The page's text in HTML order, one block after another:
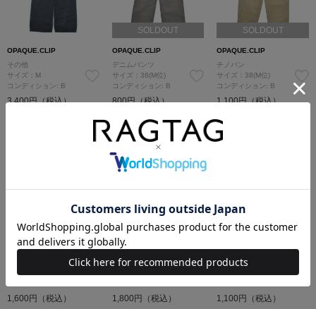
OPAQUE.CLIP
その他
サイズ：M
コンディション: B
3,400円（税込）
SOLDOUT
OPAQUE.CLIP
デニムパンツ
サイズ：38(M位)
コンディション: B
800円（税込）
SOLDOUT
OPAQUE.CLIP
チノパン
サイズ：38(M位)
コンディション: B
1,100円（税込）
SOLDOUT
OPAQUE.CLIP
サイズ：38(M位)
1,600円（税込）
SOLDOUT
OPAQUE.CLIP
その他
1,800円（税込）
SOLDOUT
OPAQUE.CLIP
スラックス
1,100円（税込）